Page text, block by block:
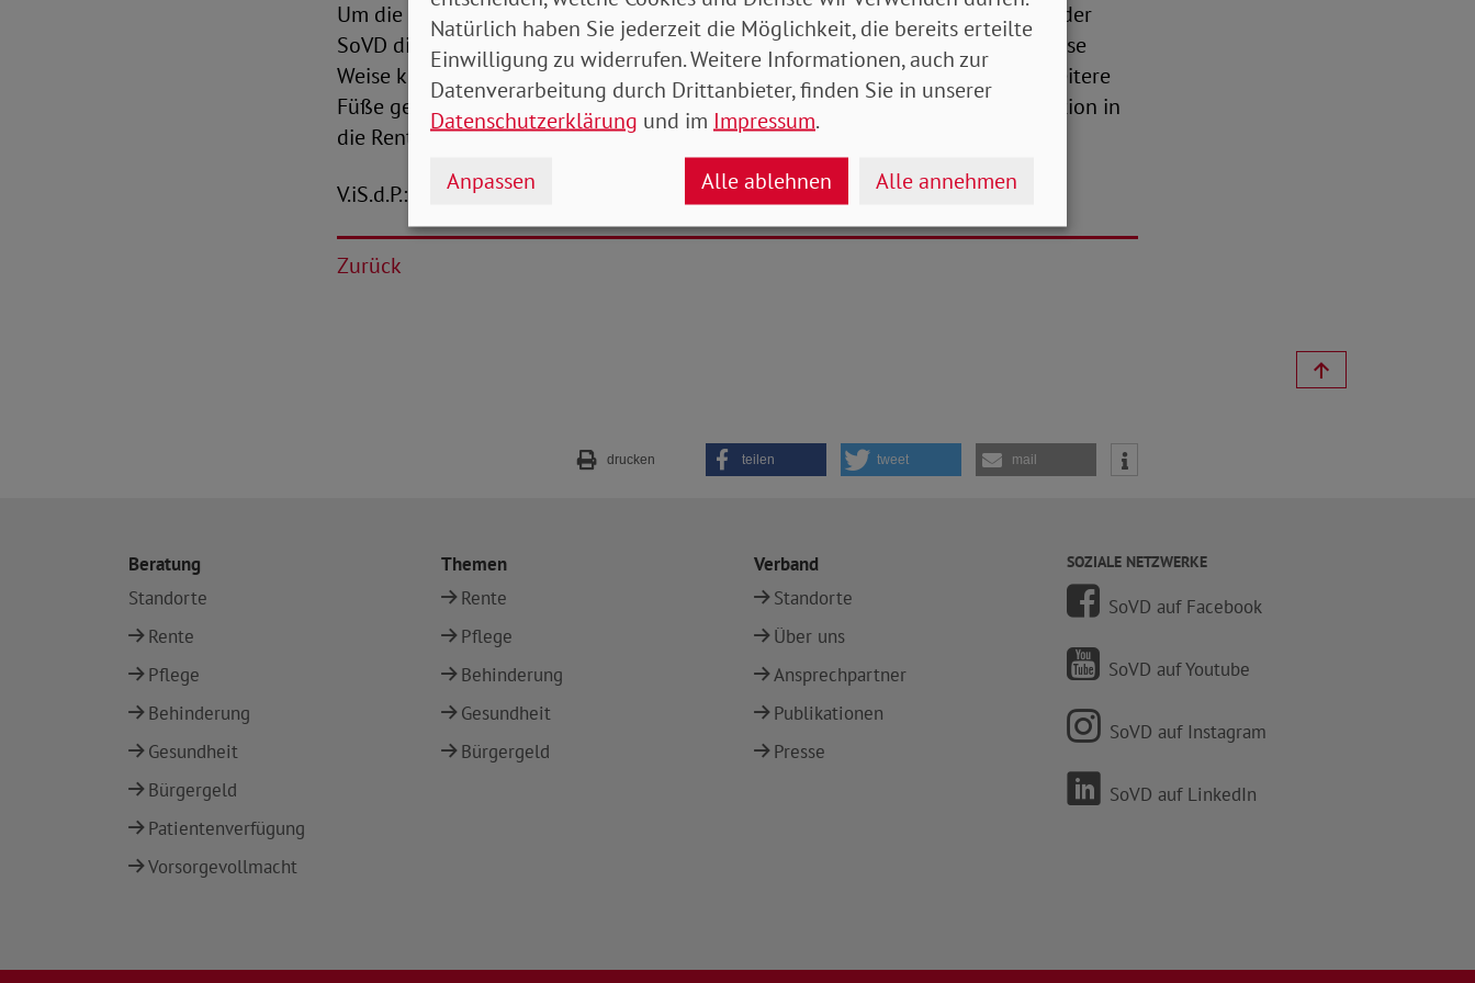
Um die gesetzliche Rentenversicherung für die Zukunft fit zu machen, fordert der
SoVD die Weiterentwicklung hin zu einer Erwerbstätigenversicherung. „Auf diese
Weise könnte die gesetzliche Rentenversicherung auf der Beitragsseite auf breitere
Füße gestellt werden und den Eintritt der sogenannten Baby-Boomer-Generation in
die Rente finanziell abfedern“, so Adolf Bauer.
V.iS.d.P.: Christian Draheim
Zurück
drucken teilen tweet mail
Beratung
Standorte
Rente
Pflege
Behinderung
Gesundheit
Bürgergeld
Patientenverfügung
Vorsorgevollmacht
Themen
Rente
Pflege
Behinderung
Gesundheit
Bürgergeld
Verband
Standorte
Über uns
Ansprechpartner
Publikationen
Presse
SOZIALE NETZWERKE
SoVD auf Facebook
SoVD auf Youtube
SoVD auf Instagram
SoVD auf LinkedIn
Natürlich haben Sie jederzeit die Möglichkeit, die bereits erteilte
Einwilligung zu widerrufen. Weitere Informationen, auch zur
Datenverarbeitung durch Drittanbieter, finden Sie in unserer
Datenschutzerklärung und im Impressum.
Anpassen Alle ablehnen Alle annehmen